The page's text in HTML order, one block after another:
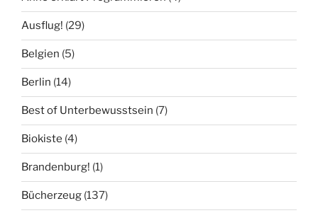
Ausflug! (29)
Belgien (5)
Berlin (14)
Best of Unterbewusstsein (7)
Biokiste (4)
Brandenburg! (1)
Bücherzeug (137)